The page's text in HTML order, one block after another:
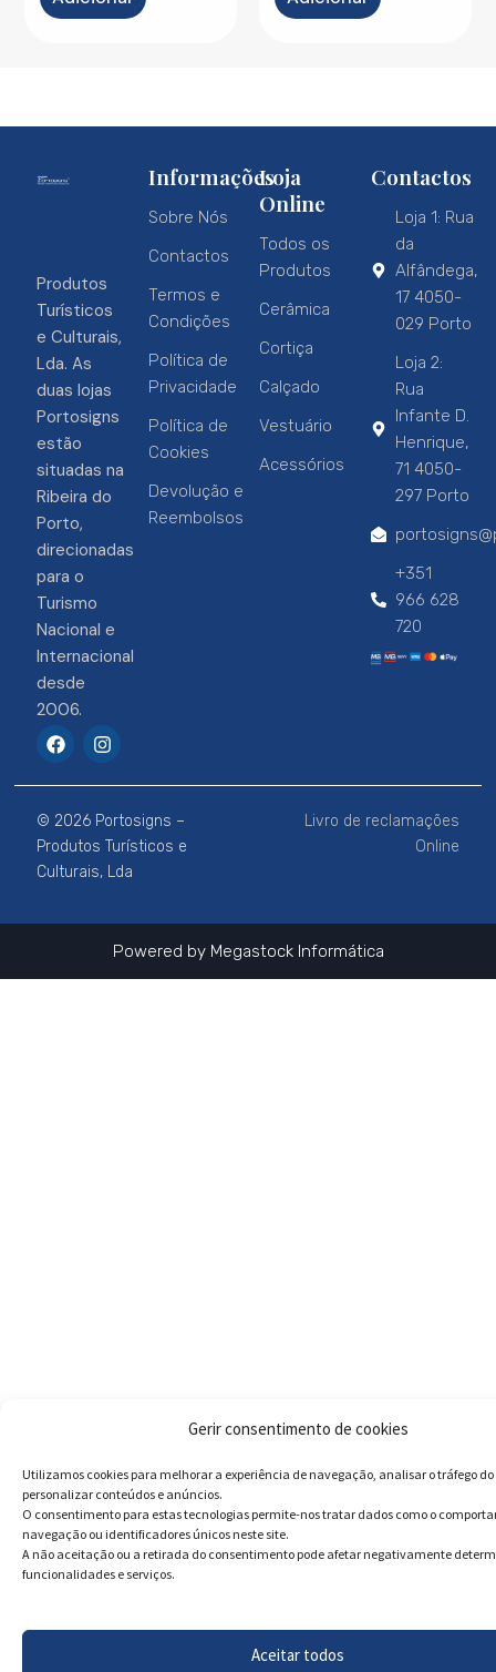
Gerir consentimento de cookies
Utilizamos cookies para melhorar a experiência de navegação, analisar o tráfego do
personalizar conteúdos e anúncios.
O consentimento para estas tecnologias permite-nos tratar dados como o
navegação ou identificadores únicos neste site.
A não aceitação ou a retirada do consentimento pode afetar negativamente
funcionalidades e serviços.
Aceitar todos
Produtos
Turísticos
e Culturais,
Lda. As
duas lojas
Portosigns
estão
situadas na
Ribeira do
Porto,
direcionadas
para o
Turismo
Nacional e
Internacional
desde
2006.
F
a
e
b
o
o
k
I
n
t
a
g
r
a
m
Informações
Sobre Nós
Contactos
Termos e
Condições
Política de
Privacidade
Política de
Cookies
Devolução e
Reembolsos
Loja
Online
Todos os
Produtos
Cerâmica
Cortiça
Calçado
Vestuário
Acessórios
Contactos
Loja 1: Rua
da
Alfândega,
17 4050-
029 Porto
Loja 2:
Rua
Infante D.
Henrique,
71 4050-
297 Porto
+351
966 628
720
© 2026 Portosigns –
Produtos Turísticos e
Culturais, Lda
Livro de reclamações
Online
Powered by Megastock Informática